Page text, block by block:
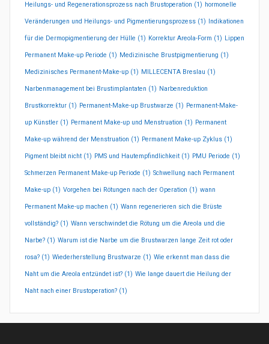
Heilungs- und Regenerationsprozess nach Brustoperation (1) hormonelle
Veränderungen und Heilungs- und Pigmentierungsprozess (1) Indikationen
für die Dermopigmentierung der Hülle (1) Korrektur Areola-Form (1) Lippen
Permanent Make-up Periode (1) Medizinische Brustpigmentierung (1)
Medizinisches Permanent-Make-up (1) MILLECENTA Breslau (1)
Narbenmanagement bei Brustimplantaten (1) Narbenreduktion
Brustkorrektur (1) Permanent-Make-up Brustwarze (1) Permanent-Make-
up Künstler (1) Permanent Make-up und Menstruation (1) Permanent
Make-up während der Menstruation (1) Permanent Make-up Zyklus (1)
Pigment bleibt nicht (1) PMS und Hautempfindlichkeit (1) PMU Periode (1)
Schmerzen Permanent Make-up Periode (1) Schwellung nach Permanent
Make-up (1) Vorgehen bei Rötungen nach der Operation (1) wann
Permanent Make-up machen (1) Wann regenerieren sich die Brüste
vollständig? (1) Wann verschwindet die Rötung um die Areola und die
Narbe? (1) Warum ist die Narbe um die Brustwarzen lange Zeit rot oder
rosa? (1) Wiederherstellung Brustwarze (1) Wie erkennt man dass die
Naht um die Areola entzündet ist? (1) Wie lange dauert die Heilung der
Naht nach einer Brustoperation? (1)